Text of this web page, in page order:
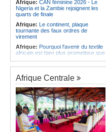
Afrique: CAN féminine 2026 - Le
Nigeria et la Zambie rejoignent les
quarts de finale
Afrique: Le continent, plaque
tournante des faux ordres de
virement
Afrique: Pourquoi l'avenir du textile
africain est bien plus prometteur que
Afrique:Les Africains en première
ligne face à la crise de la biodiversité
Afrique:L'essor historique de
l'Éthiopie met à mal la campagne
d'hostilité menée par Le Caire
Afrique:La Cour international de
justice fixe le calendrier de la
procédure engagée par la RDC
contre le Rwanda
Afrique Centrale